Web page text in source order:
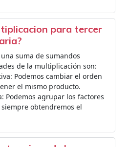
para tercer
suma de sumandos
de la multiplicación son:
Podemos cambiar el orden
el mismo producto.
Podemos agrupar los factores
obtendremos el